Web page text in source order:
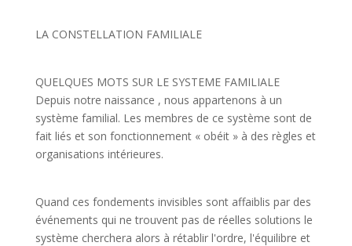
LA CONSTELLATION FAMILIALE
QUELQUES MOTS SUR LE SYSTEME FAMILIALE
Depuis notre naissance , nous appartenons à un
système familial. Les membres de ce système sont de
fait liés et son fonctionnement « obéit » à des règles et
organisations intérieures.
Quand ces fondements invisibles sont affaiblis par des
événements qui ne trouvent pas de réelles solutions le
système cherchera alors à rétablir l'ordre, l'équilibre et